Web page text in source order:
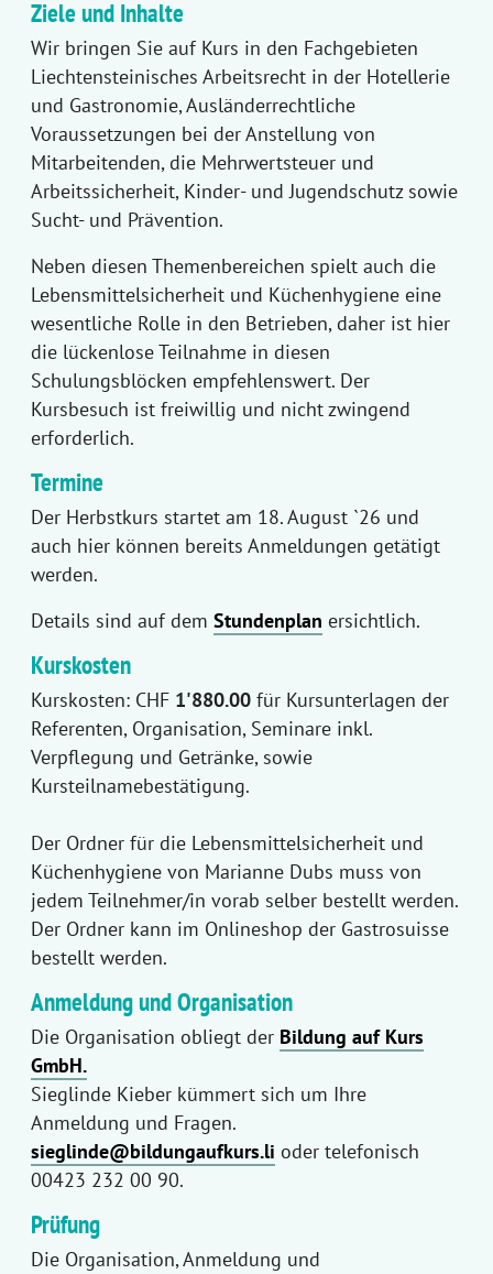
Ziele und Inhalte
Wir bringen Sie auf Kurs in den Fachgebieten
Liechtensteinisches Arbeitsrecht in der Hotellerie
und Gastronomie, Ausländerrechtliche
Voraussetzungen bei der Anstellung von
Mitarbeitenden, die Mehrwertsteuer und
Arbeitssicherheit, Kinder- und Jugendschutz sowie
Sucht- und Prävention.
Neben diesen Themenbereichen spielt auch die
Lebensmittelsicherheit und Küchenhygiene eine
wesentliche Rolle in den Betrieben, daher ist hier
die lückenlose Teilnahme in diesen
Schulungsblöcken empfehlenswert. Der
Kursbesuch ist freiwillig und nicht zwingend
erforderlich.
Termine
Der Herbstkurs startet am 18. August `26 und
auch hier können bereits Anmeldungen getätigt
werden.
Details sind auf dem Stundenplan ersichtlich.
Kurskosten
Kurskosten: CHF 1'880.00 für Kursunterlagen der
Referenten, Organisation, Seminare inkl.
Verpflegung und Getränke, sowie
Kursteilnamebestätigung.
Der Ordner für die Lebensmittelsicherheit und
Küchenhygiene von Marianne Dubs muss von
jedem Teilnehmer/in vorab selber bestellt werden.
Der Ordner kann im Onlineshop der Gastrosuisse
bestellt werden.
Anmeldung und Organisation
Die Organisation obliegt der Bildung auf Kurs
GmbH.
Sieglinde Kieber kümmert sich um Ihre
Anmeldung und Fragen.
sieglinde@bildungaufkurs.li oder telefonisch
00423 232 00 90.
Prüfung
Die Organisation, Anmeldung und